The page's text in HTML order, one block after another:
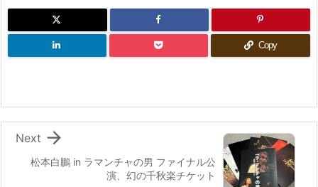
Copy
松本白鵬 in ラマンチャの男 ファイナル公
演、幻の千秋楽チケット

Next